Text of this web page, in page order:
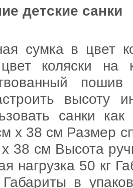
детские санки
сумка в цвет
коляски на
высоту
санки
x 38 см Размер
38 см Высота
нагрузка 50 кг
в